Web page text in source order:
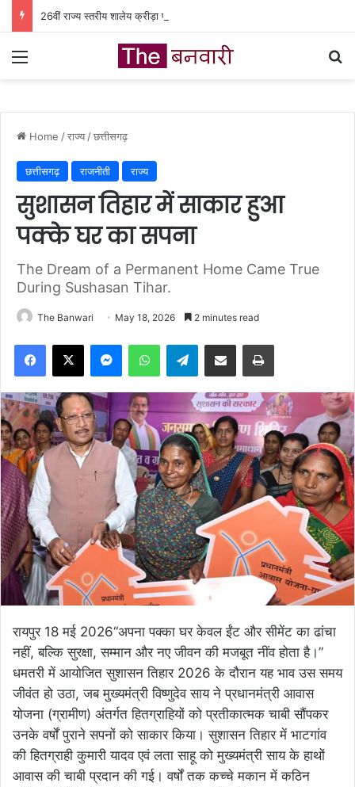
Menu
Home /राज्य /छत्तीसगढ़
छत्तीसगढ़ राजनीती राज्य
सुशासन तिहार में साकार हुआ
पक्के घर का सपना
The Dream of a Permanent Home Came True
During Sushasan Tihar.
The Banwari May 18, 2026 2 minutes read
Facebook
X MessengerWhatsAppTelegramShare via Email Print
रायपुर 18 मई 2026“अपना पक्का घर केवल ईंट और सीमेंट का ढांचा
नहीं, बल्कि सुरक्षा, सम्मान और नए जीवन की मजबूत नींव होता है।”
धमतरी में आयोजित सुशासन तिहार 2026 के दौरान यह भाव उस समय
जीवंत हो उठा, जब मुख्यमंत्री विष्णुदेव साय ने प्रधानमंत्री आवास
योजना (ग्रामीण) अंतर्गत हितग्राहियों को प्रतीकात्मक चाबी सौंपकर
उनके वर्षों पुराने सपनों को साकार किया। सुशासन तिहार में भाटगांव
की हितग्राही कुमारी यादव एवं लता साहू को मुख्यमंत्री साय के हाथों
आवास की चाबी प्रदान की गई। वर्षों तक कच्चे मकान में कठिन